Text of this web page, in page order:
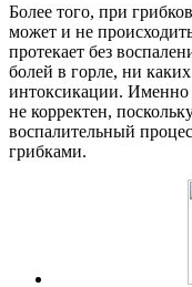
Более того, при
может и не
протекает без
болей в горле, ни
интоксикации. Именно
не корректен,
воспалительный
грибками.